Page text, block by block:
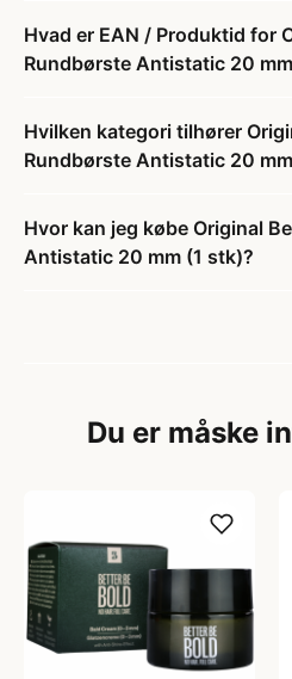
Hvad er EAN / Produktid for
Rundbørste Antistatic 20
Hvilken kategori tilhører
Rundbørste Antistatic 20
Hvor kan jeg købe Original
Antistatic 20 mm (1 stk)?
Du er måske